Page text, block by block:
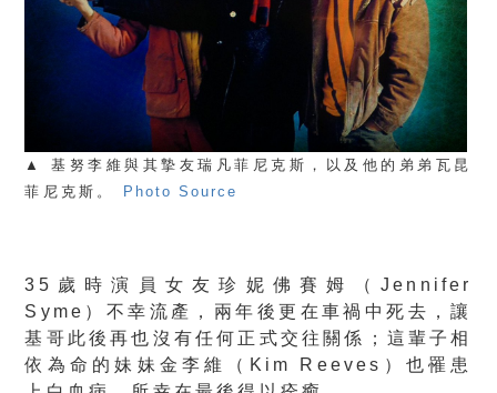
▲ 基努李維與其摯友瑞凡菲尼克斯，以及他的弟弟瓦昆
菲尼克斯。
Photo Source
35歲時演員女友珍妮佛賽姆（Jennifer
Syme）不幸流產，兩年後更在車禍中死去，讓
基哥此後再也沒有任何正式交往關係；這輩子相
依為命的妹妹金李維（Kim Reeves）也罹患